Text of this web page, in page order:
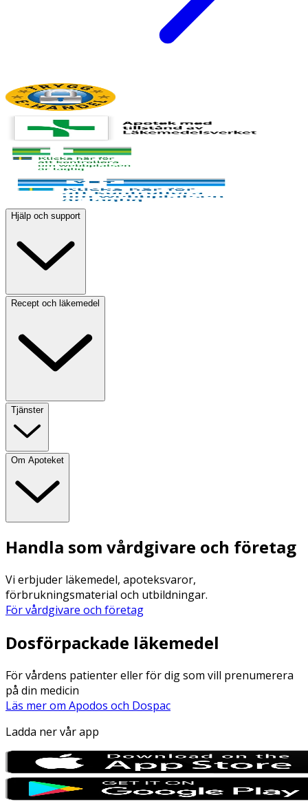
Hjälp och support
Recept och läkemedel
Tjänster
Om Apoteket
Handla som vårdgivare och företag
Vi erbjuder läkemedel, apoteksvaror,
förbrukningsmaterial och utbildningar.
För vårdgivare och företag
Dosförpackade läkemedel
För vårdens patienter eller för dig som vill prenumerera
på din medicin
Läs mer om Apodos och Dospac
Ladda ner vår app